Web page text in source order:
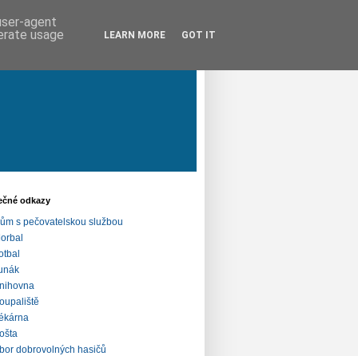
odkazy
s pečovatelskou službou
dobrovolných hasičů
agent
usage
LEARN MORE GOT IT